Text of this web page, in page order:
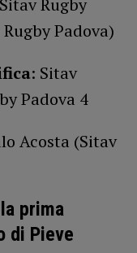
Padova)
: Sitav
Padova 4
Acosta (Sitav
prima
di Pieve